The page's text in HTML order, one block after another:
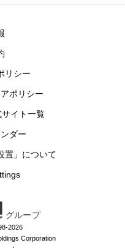
リシー
ポリシー
イト一覧
ダー
置」について
グループ
2026
Corporation